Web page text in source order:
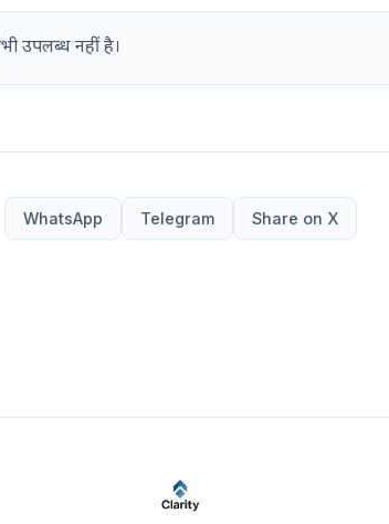
उपलब्ध नहीं है।
WhatsApp Telegram Share on X